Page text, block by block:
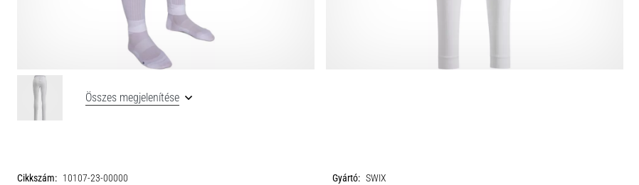
Összes megjelenítése
Cikkszám: 10107-23-00000 Gyártó: SWIX